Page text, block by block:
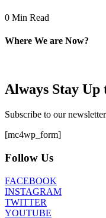
0 Min Read
Where We are Now?
Always Stay Up
Subscribe to our
[mc4wp_form]
Follow Us
FACEBOOK
INSTAGRAM
TWITTER
YOUTUBE